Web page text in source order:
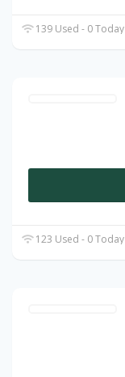
139 Used - 0 Today
123 Used - 0 Today